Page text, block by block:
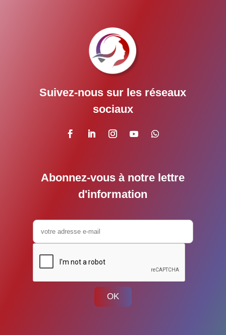
Suivez-nous sur les réseaux
sociaux
Abonnez-vous à notre lettre
d'information
OK